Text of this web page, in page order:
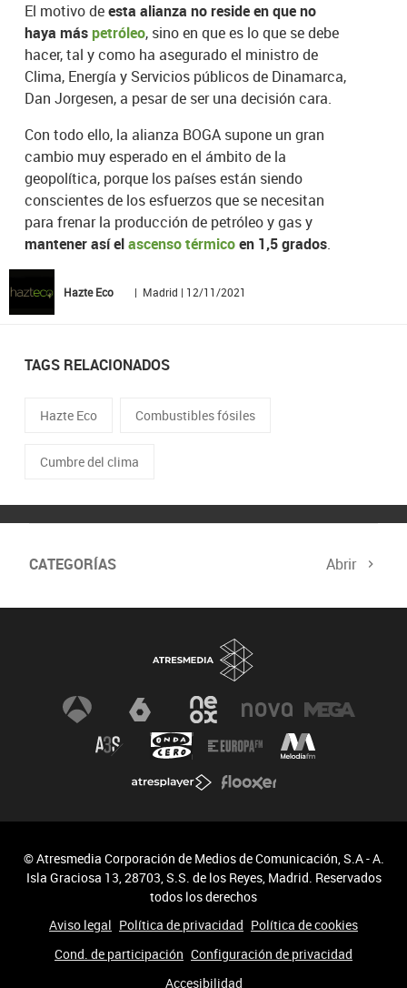
El motivo deesta alianza no reside en que no
haya máspetróleo, sino en que es lo que se debe
hacer, tal y como ha asegurado el ministro de
Clima, Energía y Servicios públicos de Dinamarca,
Dan Jorgesen, a pesar de ser una decisión cara.
Con todo ello, la alianza BOGA supone un gran
cambio muy esperado en el ámbito de la
geopolítica, porque los países están siendo
conscientes de los esfuerzos que se necesitan
para frenar la producción de petróleo y gas y
mantener así elascenso térmicoen 1,5 grados.
Hazte Eco | Madrid | 12/11/2021
TAGS RELACIONADOS
Hazte Eco Combustibles fósiles
Cumbre del clima
CATEGORÍAS Abrir
Biodiversidad Cambio Climático
© Atresmedia Corporación de Medios de Comunicación, S.A - A.
Isla Graciosa 13, 28703, S.S. de los Reyes, Madrid. Reservados
todos los derechos
Aviso legal Política de privacidad Política de cookies
Cond. de participación Configuración de privacidad
Accesibilidad